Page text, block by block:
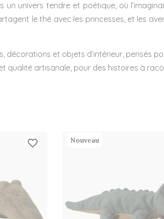
univers tendre et poétique, où
le thé avec les princesses, et les
et objets d’intérieur, pensés
qualité artisanale, pour des histoires à
favorite_border Nouveau